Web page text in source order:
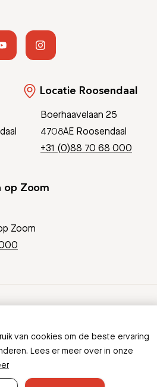
van cookies om de beste ervaring
Lees er meer over in onze
Locatie Roosendaal
Boerhaavelaan 25
4708AE Roosendaal
+31 (0)88 70 68 000
op Zoom
Zoom
App
Contact
Sitemap